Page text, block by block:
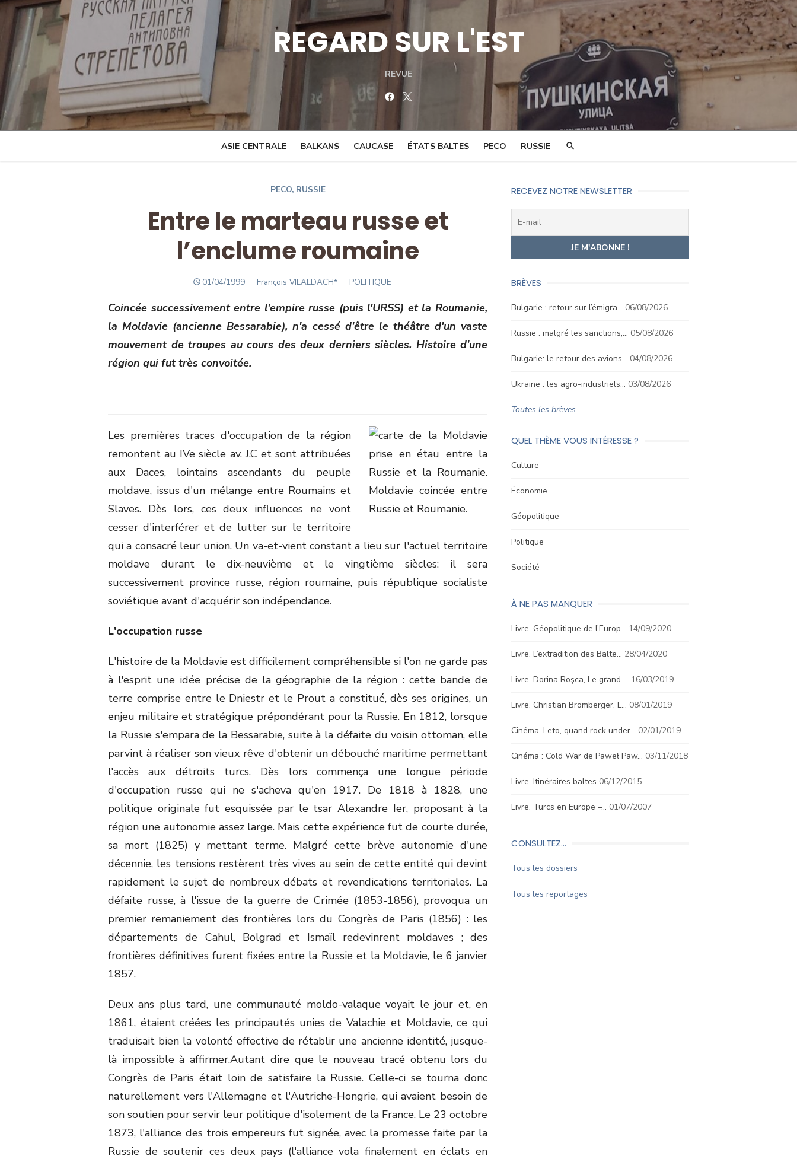
Skip
content
REGARD SUR L'EST
REVUE
Facebook
ASIE CENTRALE BALKANS CAUCASE ÉTATS BALTES PECO RUSSIE
PECO, RUSSIE
Entre le marteau russe et
l’enclume roumaine
POSTED
01/04/1999 Author
François VILALDACH* POLITIQUE
Coincée successivement entre l'empire russe (puis l'URSS) et la Roumanie,
la Moldavie (ancienne Bessarabie), n'a cessé d'être le théâtre d'un vaste
mouvement de troupes au cours des deux derniers siècles. Histoire d'une
région qui fut très convoitée.
Les premières traces d'occupation de la région
remontent au IVe siècle av. J.C et sont attribuées
aux Daces, lointains ascendants du peuple
moldave, issus d'un mélange entre Roumains et
Slaves. Dès lors, ces deux influences ne vont
cesser d'interférer et de lutter sur le territoire
qui a consacré leur union. Un va-et-vient constant a lieu sur l'actuel territoire
moldave durant le dix-neuvième et le vingtième siècles: il sera
successivement province russe, région roumaine, puis république socialiste
soviétique avant d'acquérir son indépendance.
L'occupation russe
L'histoire de la Moldavie est difficilement compréhensible si l'on ne garde pas
à l'esprit une idée précise de la géographie de la région : cette bande de
terre comprise entre le Dniestr et le Prout a constitué, dès ses origines, un
enjeu militaire et stratégique prépondérant pour la Russie. En 1812, lorsque
la Russie s'empara de la Bessarabie, suite à la défaite du voisin ottoman, elle
parvint à réaliser son vieux rêve d'obtenir un débouché maritime permettant
l'accès aux détroits turcs. Dès lors commença une longue période
d'occupation russe qui ne s'acheva qu'en 1917. De 1818 à 1828, une
politique originale fut esquissée par le tsar Alexandre Ier, proposant à la
région une autonomie assez large. Mais cette expérience fut de courte durée,
sa mort (1825) y mettant terme. Malgré cette brève autonomie d'une
décennie, les tensions restèrent très vives au sein de cette entité qui devint
rapidement le sujet de nombreux débats et revendications territoriales. La
défaite russe, à l'issue de la guerre de Crimée (1853-1856), provoqua un
premier remaniement des frontières lors du Congrès de Paris (1856) : les
départements de Cahul, Bolgrad et Ismaïl redevinrent moldaves ; des
frontières définitives furent fixées entre la Russie et la Moldavie, le 6 janvier
1857.
Deux ans plus tard, une communauté moldo-valaque voyait le jour et, en
1861, étaient créées les principautés unies de Valachie et Moldavie, ce qui
traduisait bien la volonté effective de rétablir une ancienne identité, jusque-
là impossible à affirmer.Autant dire que le nouveau tracé obtenu lors du
Congrès de Paris était loin de satisfaire la Russie. Celle-ci se tourna donc
naturellement vers l'Allemagne et l'Autriche-Hongrie, qui avaient besoin de
son soutien pour servir leur politique d'isolement de la France. Le 23 octobre
1873, l'alliance des trois empereurs fut signée, avec la promesse faite par la
Russie de soutenir ces deux pays (l'alliance vola finalement en éclats en
RECEVEZ NOTRE NEWSLETTER
BRÈVES
Bulgarie : retour sur l’émigra… 06/08/2026
Russie : malgré les sanctions,… 05/08/2026
Bulgarie: le retour des avions… 04/08/2026
Ukraine : les agro-industriels… 03/08/2026
Toutes les brèves
QUEL THÈME VOUS INTÉRESSE ?
Culture
Économie
Géopolitique
Politique
Société
À NE PAS MANQUER
Livre. Géopolitique de l’Europ… 14/09/2020
Livre. L’extradition des Balte… 28/04/2020
Livre. Dorina Roşca, Le grand … 16/03/2019
Livre. Christian Bromberger, L… 08/01/2019
Cinéma. Leto, quand rock under… 02/01/2019
Cinéma : Cold War de Paweł Paw… 03/11/2018
Livre. Itinéraires baltes 06/12/2015
Livre. Turcs en Europe –… 01/07/2007
CONSULTEZ…
Tous les dossiers
Tous les reportages